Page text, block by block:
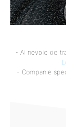
- Ai nevoie de
- Companie